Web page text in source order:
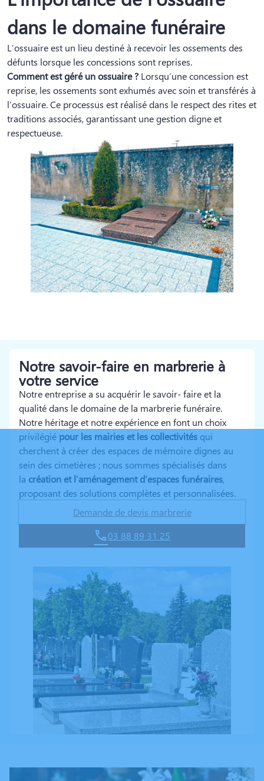
dans le domaine funéraire
L’ossuaire est un lieu destiné à recevoir les ossements des
défunts lorsque les concessions sont reprises.
Comment est géré un ossuaire ? Lorsqu’une concession est
reprise, les ossements sont exhumés avec soin et transférés à
l’ossuaire. Ce processus est réalisé dans le respect des rites et
traditions associés, garantissant une gestion digne et
respectueuse.
Notre savoir-faire en marbrerie à
votre service
Notre entreprise a su acquérir le savoir- faire et la
qualité dans le domaine de la marbrerie funéraire.
Notre héritage et notre expérience en font un choix
privilégié pour les mairies et les collectivités qui
cherchent à créer des espaces de mémoire dignes au
sein des cimetières ; nous sommes spécialisés dans
la création et l’aménagement d’espaces funéraires,
proposant des solutions complètes et personnalisées.
Demande de devis marbrerie
03 88 89 31 25